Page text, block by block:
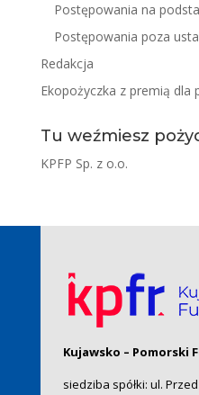
Postępowania na
Postępowania poza
Redakcja
Ekopożyczka z premią dla
Tu weźmiesz
KPFP Sp. z o.o.
Kujawsko – Pomorski
siedziba spółki: ul.